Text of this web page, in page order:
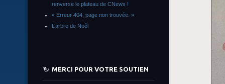
renverse le plateau de CNews !
« Erreur 404, page non trouvée. »
L’arbre de Noêl
MERCI POUR VOTRE SOUTIEN